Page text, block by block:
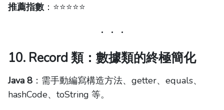
推薦指數：⭐️⭐️⭐️⭐️⭐️
10. Record 類：數據類的終極簡化
Java 8 ：需手動編寫構造方法、getter、equals、
hashCode、toString 等。